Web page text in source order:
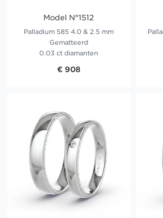
Model N°1512
Palladium 585 4.0 & 2.5 mm
Gematteerd
0.03 ct diamanten
€ 908